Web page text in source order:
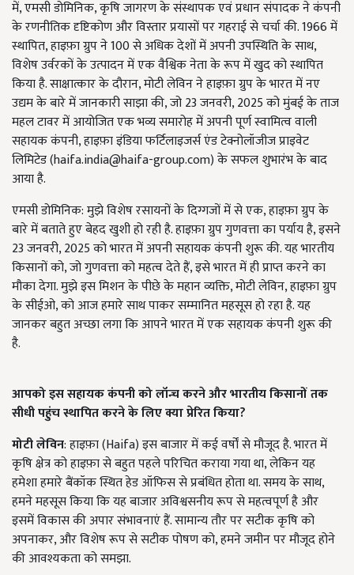
में, एमसी डोमिनिक, कृषि जागरण के संस्थापक एवं प्रधान संपादक ने कंपनी
के रणनीतिक दृष्टिकोण और विस्तार प्रयासों पर गहराई से चर्चा की. 1966 में
स्थापित, हाइफ़ा ग्रुप ने 100 से अधिक देशों में अपनी उपस्थिति के साथ,
विशेष उर्वरकों के उत्पादन में एक वैश्विक नेता के रूप में खुद को स्थापित
किया है. साक्षात्कार के दौरान, मोटी लेविन ने हाइफ़ा ग्रुप के भारत में नए
उद्यम के बारे में जानकारी साझा की, जो 23 जनवरी, 2025 को मुंबई के ताज
महल टावर में आयोजित एक भव्य समारोह में अपनी पूर्ण स्वामित्व वाली
सहायक कंपनी, हाइफ़ा इंडिया फर्टिलाइजर्स एंड टेक्नोलॉजीज प्राइवेट
लिमिटेड (haifa.india@haifa-group.com) के सफल शुभारंभ के बाद
आया है.
एमसी डोमिनिक: मुझे विशेष रसायनों के दिग्गजों में से एक, हाइफ़ा ग्रुप के
बारे में बताते हुए बेहद खुशी हो रही है. हाइफ़ा ग्रुप गुणवत्ता का पर्याय है, इसने
23 जनवरी, 2025 को भारत में अपनी सहायक कंपनी शुरू की. यह भारतीय
किसानों को, जो गुणवत्ता को महत्व देते हैं, इसे भारत में ही प्राप्त करने का
मौका देगा. मुझे इस मिशन के पीछे के महान व्यक्ति, मोटी लेविन, हाइफ़ा ग्रुप
के सीईओ, को आज हमारे साथ पाकर सम्मानित महसूस हो रहा है. यह
जानकर बहुत अच्छा लगा कि आपने भारत में एक सहायक कंपनी शुरू की
है.
आपको इस सहायक कंपनी को लॉन्च करने और भारतीय किसानों तक
सीधी पहुंच स्थापित करने के लिए क्या प्रेरित किया?
मोटी लेविन: हाइफ़ा (Haifa) इस बाजार में कई वर्षों से मौजूद है. भारत में
कृषि क्षेत्र को हाइफ़ा से बहुत पहले परिचित कराया गया था, लेकिन यह
हमेशा हमारे बैंकॉक स्थित हेड ऑफिस से प्रबंधित होता था. समय के साथ,
हमने महसूस किया कि यह बाजार अविश्वसनीय रूप से महत्वपूर्ण है और
इसमें विकास की अपार संभावनाएं हैं. सामान्य तौर पर सटीक कृषि को
अपनाकर, और विशेष रूप से सटीक पोषण को, हमने जमीन पर मौजूद होने
की आवश्यकता को समझा.